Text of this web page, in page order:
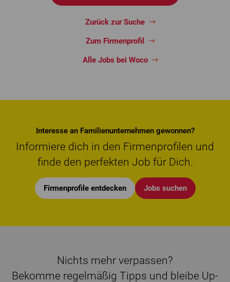
Zurück zur Suche
Zum Firmenprofil
Alle Jobs bei Woco
Interesse an Familienunternehmen gewonnen?
Informiere dich in den Firmenprofilen und
finde den perfekten Job für Dich.
Firmenprofile entdecken Jobs suchen
Nichts mehr verpassen?
Bekomme regelmäßig Tipps und bleibe Up-